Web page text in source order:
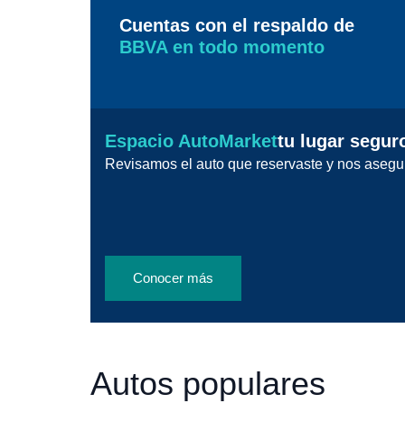
Cuentas con el respaldo de
BBVA en todo momento
Espacio AutoMarkettu lugar
Revisamos el auto que reservaste y nos
Conocer más
Autos populares